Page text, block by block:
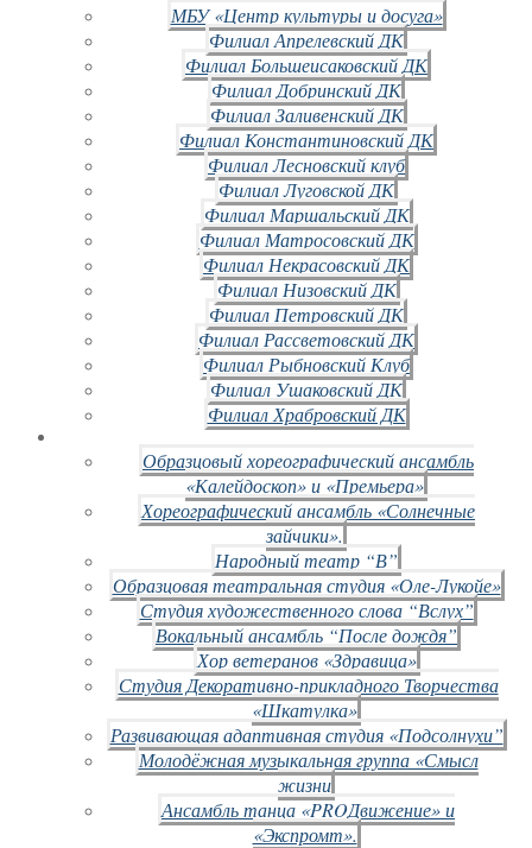
МБУ «Центр культуры и досуга»
Филиал Апрелевский ДК
Филиал Большеисаковский ДК
Филиал Добринский ДК
Филиал Заливенский ДК
Филиал Константиновский ДК
Филиал Лесновский клуб
Филиал Луговской ДК
Филиал Маршальский ДК
Филиал Матросовский ДК
Филиал Некрасовский ДК
Филиал Низовский ДК
Филиал Петровский ДК
Филиал Рассветовский ДК
Филиал Рыбновский Клуб
Филиал Ушаковский ДК
Филиал Храбровский ДК
Образцовый хореографический ансамбль
«Калейдоскоп» и «Премьера»
Хореографический ансамбль «Солнечные
зайчики».
Народный театр “В”
Образцовая театральная студия «Оле-Лукойе»
Студия художественного слова “Вслух”
Вокальный ансамбль “После дождя”
Хор ветеранов «Здравица»
Студия Декоративно-прикладного Творчества
«Шкатулка»
Развивающая адаптивная студия «Подсолнухи”
Молодёжная музыкальная группа «Смысл
жизни
Ансамбль танца «PROДвижение» и
«Экспромт».